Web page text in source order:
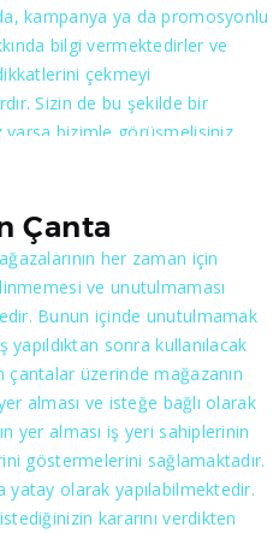
kampanya ya da promosyonlu
bilgi vermektedirler ve
çekmeyi
Sizin de bu şekilde bir
varsa bizimle görüşmelisiniz.
yansıtmaktayız. Hem maliyeti
de kısa sürede yapılabilmesi ile
uygun olacaktır.
Çanta
her zaman için
ve unutulmaması
Bunun içinde unutulmamak
yapıldıktan sonra kullanılacak
çantalar üzerinde mağazanın
alması ve isteğe bağlı olarak
yer alması iş yeri sahiplerinin
göstermelerini sağlamaktadır.
yatay olarak yapılabilmektedir.
kararını verdikten